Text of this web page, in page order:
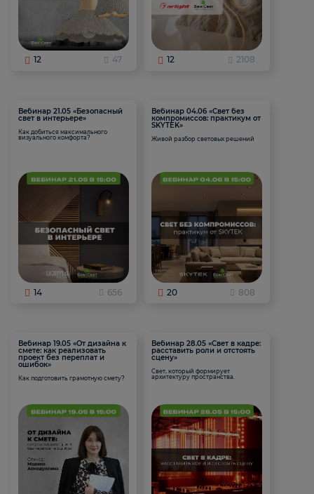
12 47 12 2108
Вебинар 21.05 «Безопасный
свет в интерьере»
Как добиться максимального
визуального комфорта?
14 656
Вебинар 04.06 «Свет без
компромиссов: практикум от
SKYTEK»
Живой разбор световых решений
20 808
Вебинар 19.05 «От дизайна к
смете: как реализовать
проект без переплат и
ошибок»
Как подготовить грамотную смету?
Вебинар 28.05 «Свет в кадре:
расставить роли и отстоять
сцену»
Свет, который формирует
архитектуру пространства.